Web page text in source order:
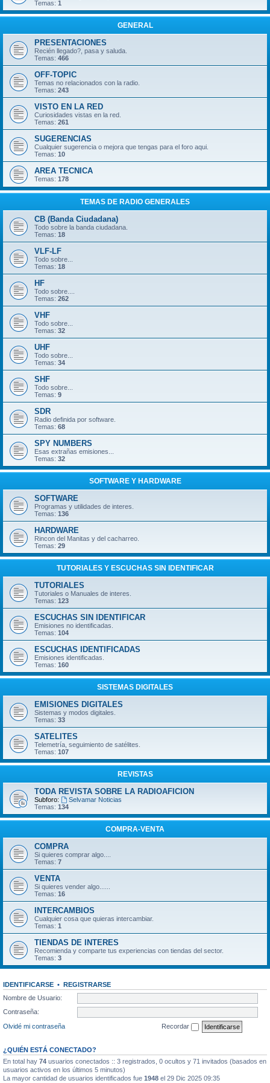
Temas: 1
GENERAL
PRESENTACIONES
Recién llegado?, pasa y saluda.
Temas: 466
OFF-TOPIC
Temas no relacionados con la radio.
Temas: 243
VISTO EN LA RED
Curiosidades vistas en la red.
Temas: 261
SUGERENCIAS
Cualquier sugerencia o mejora que tengas para el foro aqui.
Temas: 10
AREA TECNICA
Temas: 178
TEMAS DE RADIO GENERALES
CB (Banda Ciudadana)
Todo sobre la banda ciudadana.
Temas: 18
VLF-LF
Todo sobre...
Temas: 18
HF
Todo sobre....
Temas: 262
VHF
Todo sobre...
Temas: 32
UHF
Todo sobre...
Temas: 34
SHF
Todo sobre...
Temas: 9
SDR
Radio definida por software.
Temas: 68
SPY NUMBERS
Esas extrañas emisiones...
Temas: 32
SOFTWARE Y HARDWARE
SOFTWARE
Programas y utilidades de interes.
Temas: 136
HARDWARE
Rincon del Manitas y del cacharreo.
Temas: 29
TUTORIALES Y ESCUCHAS SIN IDENTIFICAR
TUTORIALES
Tutoriales o Manuales de interes.
Temas: 123
ESCUCHAS SIN IDENTIFICAR
Emisiones no identificadas.
Temas: 104
ESCUCHAS IDENTIFICADAS
Emisiones identificadas.
Temas: 160
SISTEMAS DIGITALES
EMISIONES DIGITALES
Sistemas y modos digitales.
Temas: 33
SATELITES
Telemetría, seguimiento de satélites.
Temas: 107
REVISTAS
TODA REVISTA SOBRE LA RADIOAFICION
Subforo:
Selvamar Noticias
Temas: 134
COMPRA-VENTA
COMPRA
Si quieres comprar algo....
Temas: 7
VENTA
Si quieres vender algo......
Temas: 16
INTERCAMBIOS
Cualquier cosa que quieras intercambiar.
Temas: 1
TIENDAS DE INTERES
Recomienda y comparte tus experiencias con tiendas del sector.
Temas: 3
IDENTIFICARSE •
REGISTRARSE
Nombre de Usuario:
Contraseña:
Olvidé mi contraseña
Recordar
¿QUIÉN ESTÁ CONECTADO?
En total hay 74 usuarios conectados :: 3 registrados, 0 ocultos y 71 invitados (basados en
usuarios activos en los últimos 5 minutos)
La mayor cantidad de usuarios identificados fue 1948 el 29 Dic 2025 09:35